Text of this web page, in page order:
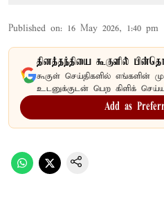
Published on: 16 May 2026, 1:40 pm
தினத்தந்தியை கூகுளில்
கூகுள் செய்திகளில் எங்களின்
உடனுக்குடன் பெற கிளிக்
Add as